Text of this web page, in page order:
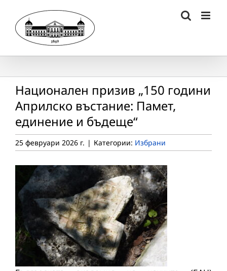
content
Национален призив „150 години
Априлско въстание: Памет,
единение и бъдеще“
25 февруари 2026 г. | Категории: Избрани